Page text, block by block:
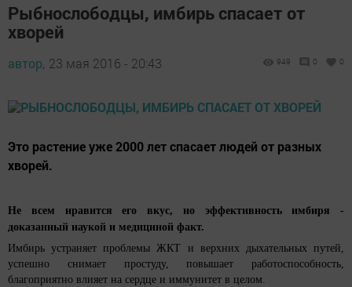
Рыбнослободцы, имбирь спасает от
хворей
автор, 23 мая 2016 - 20:43 949 0 0
Это растение уже 2000 лет спасает людей от разных
хворей.
Не всем нравится его вкус, но эффективность имбиря -
доказанный наукой и медициной факт.
Имбирь устраняет проблемы ЖКТ и верхних дыхательных путей,
успешно снимает простуду, повышает работоспособность,
благоприятно влияет на сердце и иммунитет в целом.